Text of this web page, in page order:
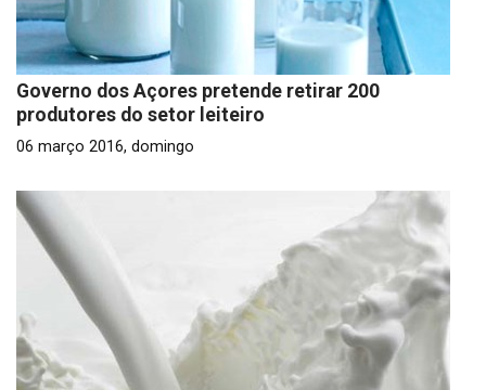
Governo dos Açores pretende retirar 200
produtores do setor leiteiro
06 março 2016, domingo